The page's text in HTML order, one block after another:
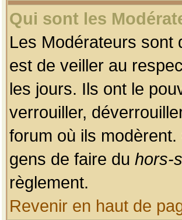
Qui sont les
Les Modérateurs sont
est de veiller au
les jours. Ils ont le
verrouiller,
forum où ils
gens de faire du hors-
règlement.
Revenir en haut de